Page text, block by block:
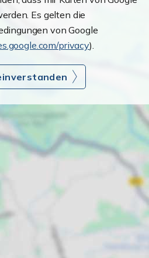
Es gelten die
von Google
privacy).